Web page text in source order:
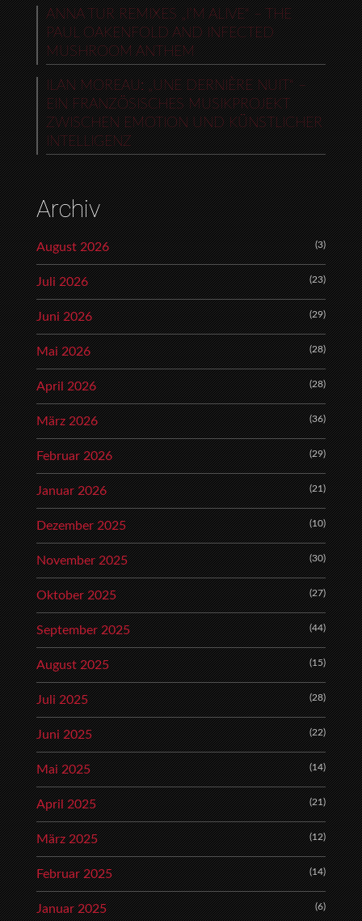
ANNA TUR REMIXES „I’M ALIVE“ – THE
PAUL OAKENFOLD AND INFECTED
MUSHROOM ANTHEM
ILAN MOREAU: „UNE DERNIÈRE NUIT“ –
EIN FRANZÖSISCHES MUSIKPROJEKT
ZWISCHEN EMOTION UND KÜNSTLICHER
INTELLIGENZ
Archiv
August 2026 (3)
Juli 2026 (23)
Juni 2026 (29)
Mai 2026 (28)
April 2026 (28)
März 2026 (36)
Februar 2026 (29)
Januar 2026 (21)
Dezember 2025 (10)
November 2025 (30)
Oktober 2025 (27)
September 2025 (44)
August 2025 (15)
Juli 2025 (28)
Juni 2025 (22)
Mai 2025 (14)
April 2025 (21)
März 2025 (12)
Februar 2025 (14)
Januar 2025 (6)